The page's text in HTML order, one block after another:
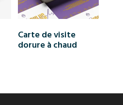
Carte de visite
dorure à chaud